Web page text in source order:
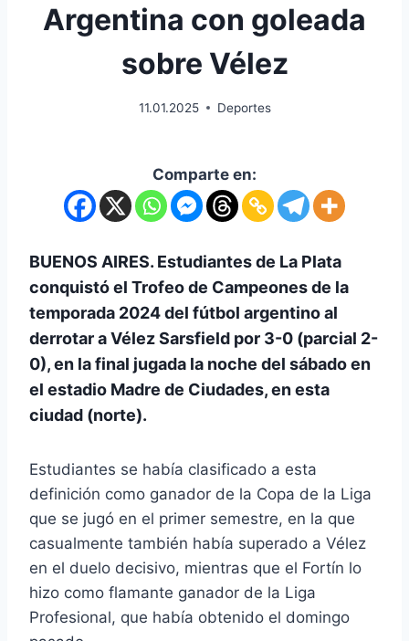
Argentina con goleada
sobre Vélez
11.01.2025 Deportes
Comparte en:
BUENOS AIRES. Estudiantes de La Plata
conquistó el Trofeo de Campeones de la
temporada 2024 del fútbol argentino al
derrotar a Vélez Sarsfield por 3-0 (parcial 2-
0), en la final jugada la noche del sábado en
el estadio Madre de Ciudades, en esta
ciudad (norte).
Estudiantes se había clasificado a esta
definición como ganador de la Copa de la Liga
que se jugó en el primer semestre, en la que
casualmente también había superado a Vélez
en el duelo decisivo, mientras que el Fortín lo
hizo como flamante ganador de la Liga
Profesional, que había obtenido el domingo